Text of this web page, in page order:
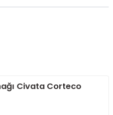
Civata Corteco